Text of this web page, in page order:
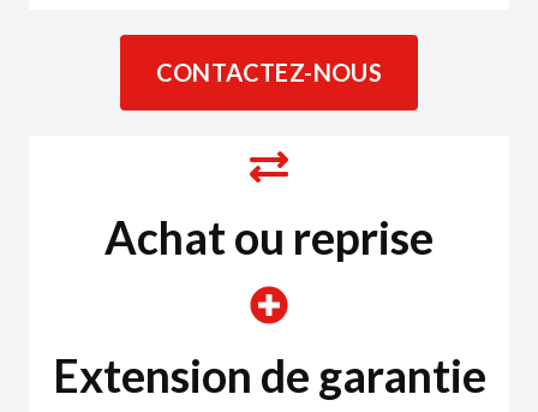
CONTACTEZ-NOUS
Achat ou reprise
Extension de garantie